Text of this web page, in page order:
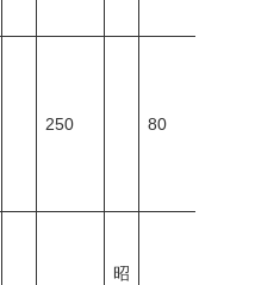
250 80
昭